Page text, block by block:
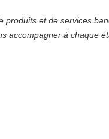
et de services
accompagner à chaque